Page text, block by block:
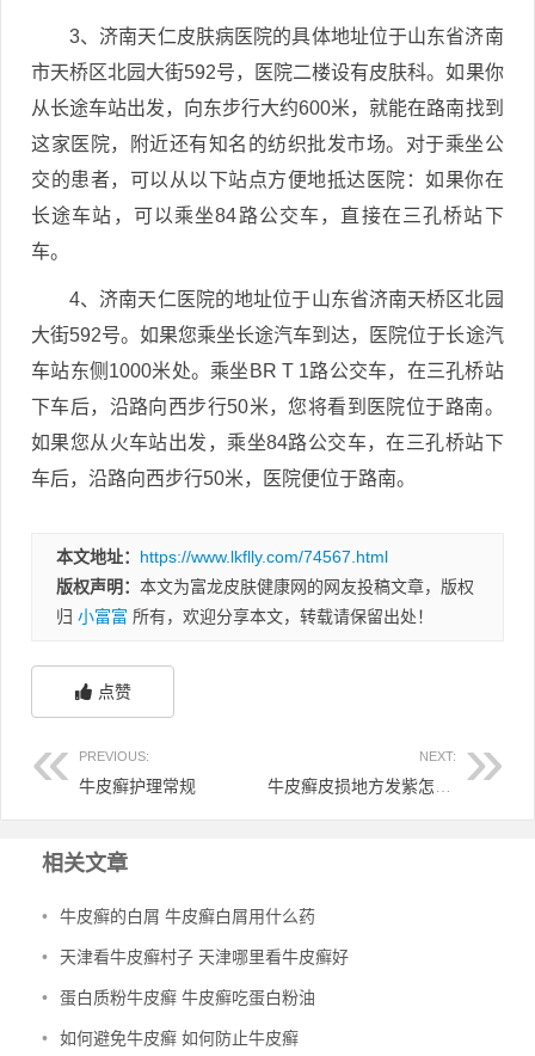
3、济南天仁皮肤病医院的具体地址位于山东省济南
市天桥区北园大街592号，医院二楼设有皮肤科。如果你
从长途车站出发，向东步行大约600米，就能在路南找到
这家医院，附近还有知名的纺织批发市场。对于乘坐公
交的患者，可以从以下站点方便地抵达医院：如果你在
长途车站，可以乘坐84路公交车，直接在三孔桥站下
车。
4、济南天仁医院的地址位于山东省济南天桥区北园
大街592号。如果您乘坐长途汽车到达，医院位于长途汽
车站东侧1000米处。乘坐BR T 1路公交车，在三孔桥站
下车后，沿路向西步行50米，您将看到医院位于路南。
如果您从火车站出发，乘坐84路公交车，在三孔桥站下
车后，沿路向西步行50米，医院便位于路南。
本文地址： https://www.lkflly.com/74567.html
版权声明： 本文为富龙皮肤健康网的网友投稿文章，版权
归 小富富 所有，欢迎分享本文，转载请保留出处！
点赞
PREVIOUS:
牛皮癣护理常规
NEXT:
相关文章
• 牛皮癣的白屑 牛皮癣白屑用什么药
• 天津看牛皮癣村子 天津哪里看牛皮癣好
• 蛋白质粉牛皮癣 牛皮癣吃蛋白粉油
• 如何避免牛皮癣 如何防止牛皮癣